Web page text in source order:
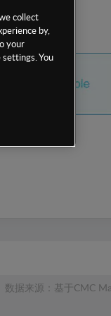
数据来源：基于CMC
collect
by,
your
You